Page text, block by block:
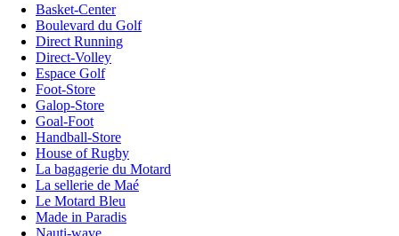
Basket-Center
Boulevard du Golf
Direct Running
Direct-Volley
Espace Golf
Foot-Store
Galop-Store
Goal-Foot
Handball-Store
House of Rugby
La bagagerie du Motard
La sellerie de Maé
Le Motard Bleu
Made in Paradis
Nauti-wave